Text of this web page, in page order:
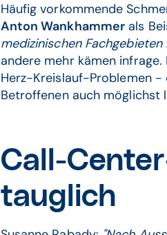
Häufig vorkommende
Anton Wankhammer als
medizinischen Fachgebieten
andere mehr kämen
Herz-Kreislauf-Problemen -
Betroffenen auch möglichst
Call-
tauglich